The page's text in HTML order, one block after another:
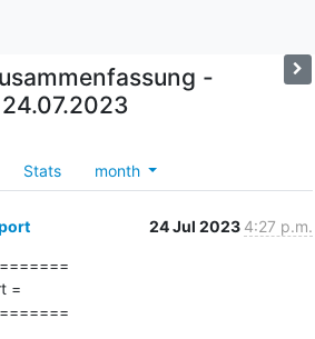
-
24.07.2023
Stats month
24 Jul 2023 4:27 p.m.
=